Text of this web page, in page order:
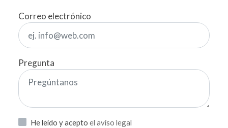
Correo electrónico
Pregunta
He leído y acepto el aviso legal